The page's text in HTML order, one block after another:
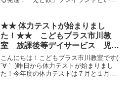
とても楽しそうでした。特にプロジェク
ションマッピン...
★★ 体力テストが始まりまし
た！★★ こどもプラス市川教
室 放課後等デイサービス 児童
発達 発達障害
こんにちは！こどもプラス市川教室です(
´∀｀ )昨日から体力テストが始まりまし
た！今年度の体力テストは７月と１月に